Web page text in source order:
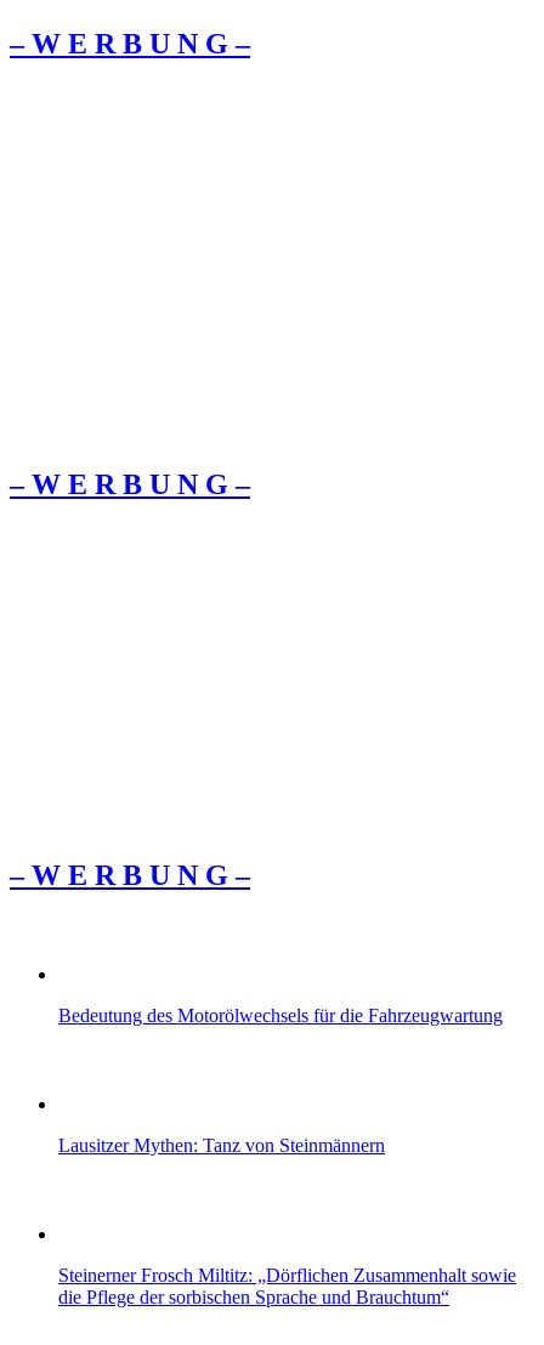
– W Ε R Β U Ν G –
– W Ε R Β U Ν G –
– W Ε R Β U Ν G –
Bedeutung des Motorölwechsels für die Fahrzeugwartung
Lausitzer Mythen: Tanz von Steinmännern
Steinerner Frosch Miltitz: „Dörflichen Zusammenhalt sowie
die Pflege der sorbischen Sprache und Brauchtum“